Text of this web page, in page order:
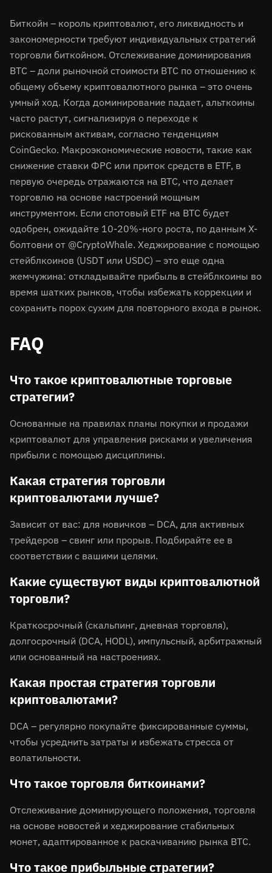
Биткойн – король криптовалют, его ликвидность и
закономерности требуют индивидуальных стратегий
торговли биткойном. Отслеживание доминирования
BTC – доли рыночной стоимости BTC по отношению к
общему объему криптовалютного рынка – это очень
умный ход. Когда доминирование падает, альткоины
часто растут, сигнализируя о переходе к
рискованным активам, согласно тенденциям
CoinGecko. Макроэкономические новости, такие как
снижение ставки ФРС или приток средств в ETF, в
первую очередь отражаются на BTC, что делает
торговлю на основе настроений мощным
инструментом. Если спотовый ETF на BTC будет
одобрен, ожидайте 10-20%-ного роста, по данным X-
болтовни от @CryptoWhale. Хеджирование с помощью
стейблкоинов (USDT или USDC) – это еще одна
жемчужина: откладывайте прибыль в стейблкоины во
время шатких рынков, чтобы избежать коррекции и
сохранить порох сухим для повторного входа в рынок.
FAQ
Что такое криптовалютные торговые
стратегии?
Основанные на правилах планы покупки и продажи
криптовалют для управления рисками и увеличения
прибыли с помощью дисциплины.
Какая стратегия торговли
криптовалютами лучше?
Зависит от вас: для новичков – DCA, для активных
трейдеров – свинг или прорыв. Подбирайте ее в
соответствии с вашими целями.
Какие существуют виды криптовалютной
торговли?
Краткосрочный (скальпинг, дневная торговля),
долгосрочный (DCA, HODL), импульсный, арбитражный
или основанный на настроениях.
Какая простая стратегия торговли
криптовалютами?
DCA – регулярно покупайте фиксированные суммы,
чтобы усреднить затраты и избежать стресса от
волатильности.
Что такое торговля биткоинами?
Отслеживание доминирующего положения, торговля
на основе новостей и хеджирование стабильных
монет, адаптированное к раскачиванию рынка BTC.
Что такое прибыльные стратегии?